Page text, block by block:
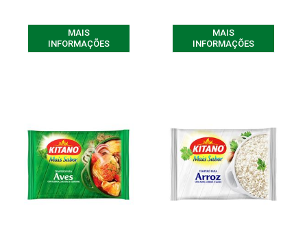
MAIS
INFORMAÇÕES
MAIS
INFORMAÇÕES